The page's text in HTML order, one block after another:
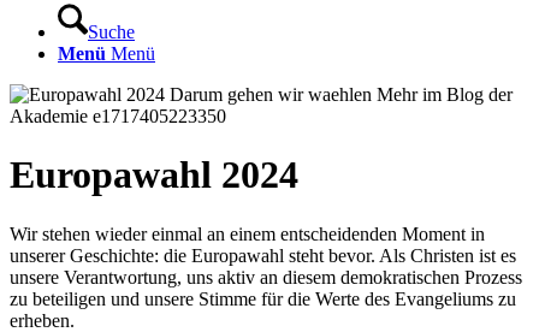
Suche
Menü Menü
Europawahl 2024
Wir stehen wieder einmal an einem entscheidenden Moment in
unserer Geschichte: die Europawahl steht bevor. Als Christen ist es
unsere Verantwortung, uns aktiv an diesem demokratischen Prozess
zu beteiligen und unsere Stimme für die Werte des Evangeliums zu
erheben.